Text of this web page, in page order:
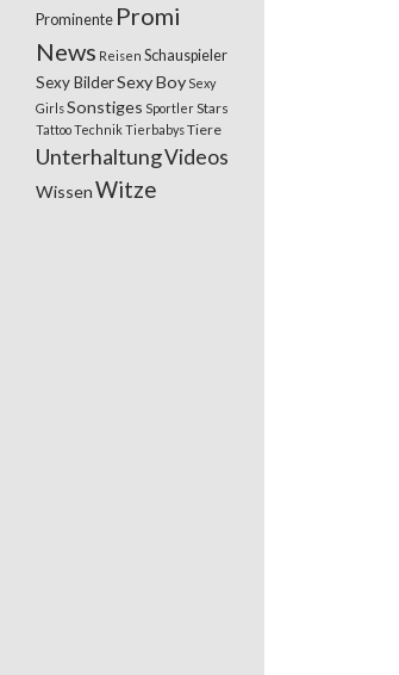
Prominente Promi
News Reisen Schauspieler
Sexy BilderSexy Boy Sexy
GirlsSonstiges SportlerStars
TattooTechnikTierbabysTiere
UnterhaltungVideos
WissenWitze